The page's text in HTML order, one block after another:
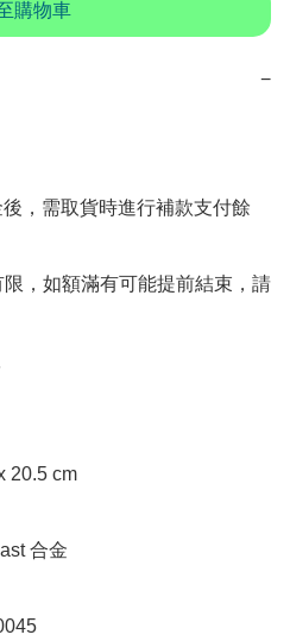
購物車
−
，需取貨時進行補款支付餘
，如額滿有可能提前結束，請
20.5 cm
合金